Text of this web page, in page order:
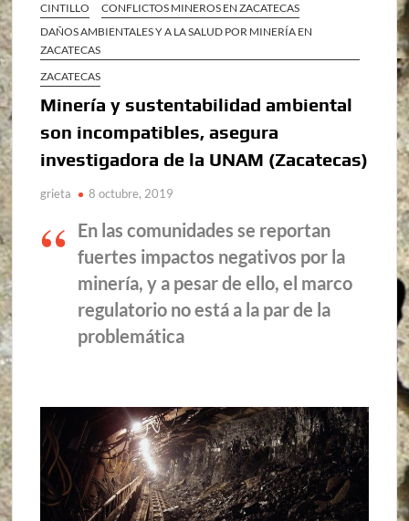
CINTILLO
CONFLICTOS MINEROS EN ZACATECAS
DAÑOS AMBIENTALES Y A LA SALUD POR MINERÍA EN
ZACATECAS
ZACATECAS
Minería y sustentabilidad ambiental
son incompatibles, asegura
investigadora de la UNAM (Zacatecas)
grieta 8 octubre, 2019
En las comunidades se reportan
fuertes impactos negativos por la
minería, y a pesar de ello, el marco
regulatorio no está a la par de la
problemática